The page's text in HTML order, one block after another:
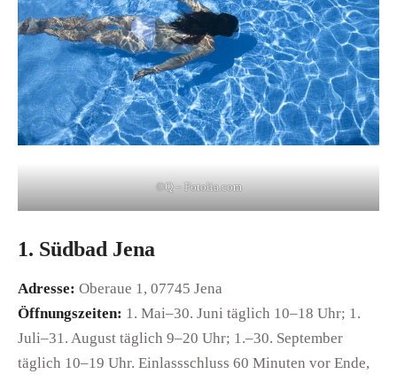
©Q – Fotolia.com
1. Südbad Jena
Adresse: Oberaue 1, 07745 Jena
Öffnungszeiten: 1. Mai–30. Juni täglich 10–18 Uhr; 1.
Juli–31. August täglich 9–20 Uhr; 1.–30. September
täglich 10–19 Uhr. Einlassschluss 60 Minuten vor Ende,